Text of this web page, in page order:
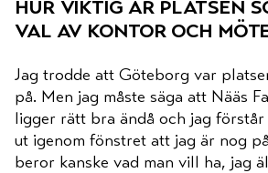
hur viktig är platsen
val av kontor och
Jag trodde att Göteborg var
på. Men jag måste säga att Nääs
ligger rätt bra ändå och jag
ut igenom fönstret att jag är nog
beror kanske vad man vill ha, jag